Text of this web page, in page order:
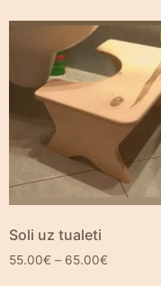
Soli uz tualeti
55.00€ – 65.00€